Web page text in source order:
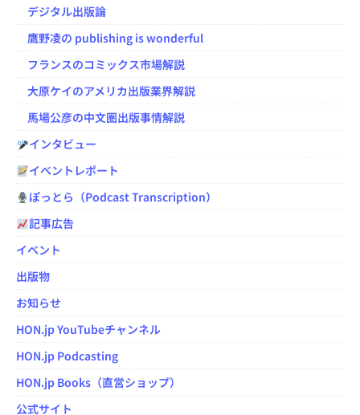
デジタル出版論
鷹野凌の publishing is wonderful
フランスのコミックス市場解説
大原ケイのアメリカ出版業界解説
馬場公彦の中文圏出版事情解説
インタビュー
イベントレポート
ぽっとら（Podcast Transcription）
記事広告
イベント
出版物
お知らせ
HON.jp YouTubeチャンネル
HON.jp Podcasting
HON.jp Books（直営ショップ）
公式サイト